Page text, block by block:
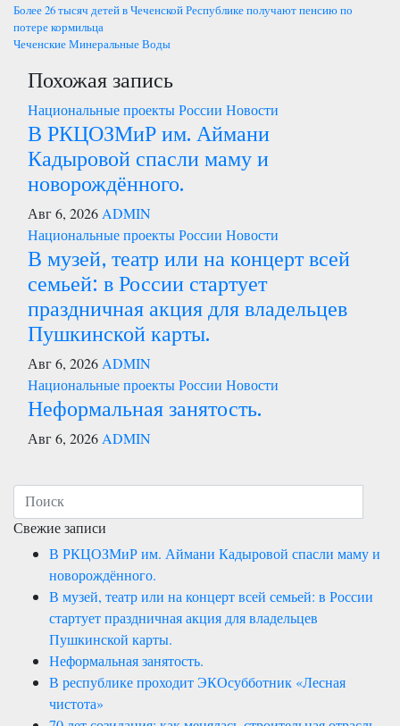
Навигация
по
записям
Более 26 тысяч детей в Чеченской Республике получают пенсию по
потере кормильца
Чеченские Минеральные Воды
Похожая запись
Национальные проекты России Новости
В РКЦОЗМиР им. Аймани
Кадыровой спасли маму и
новорождённого.
Авг 6, 2026 ADMIN
Национальные проекты России Новости
В музей, театр или на концерт всей
семьей: в России стартует
праздничная акция для владельцев
Пушкинской карты.
Авг 6, 2026 ADMIN
Национальные проекты России Новости
Неформальная занятость.
Авг 6, 2026 ADMIN
Свежие записи
В РКЦОЗМиР им. Аймани Кадыровой спасли маму и
новорождённого.
В музей, театр или на концерт всей семьей: в России
стартует праздничная акция для владельцев
Пушкинской карты.
Неформальная занятость.
В республике проходит ЭКОсубботник «Лесная
чистота»